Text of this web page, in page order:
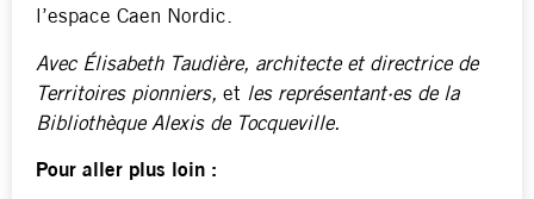
l’espace Caen Nordic.
Avec Élisabeth Taudière, architecte et directrice de
Territoires pionniers, et les représentant·es de la
Bibliothèque Alexis de Tocqueville.
Pour aller plus loin :